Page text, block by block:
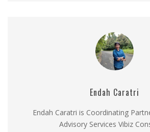
Endah Caratri
Endah Caratri is Coordinating
Advisory Services Vibiz